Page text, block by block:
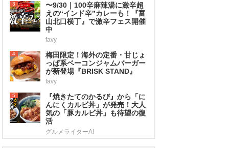
3
〜9/30｜100辛麻辣湯に激辛超
えの“インド辛”カレーも！『富
山北口横丁』で激辛フェス開催
中
favy
4
梅田限定！海外の定番・甘じょ
っぱ系ベーコンジャムバーガー
が新登場『BRISK STAND』
favy
5
『焼きたてのかるび』から「に
んにくカルビ丼」が発売！大人
気の「豚カルビ丼」も待望の復
活
グルメライターAI